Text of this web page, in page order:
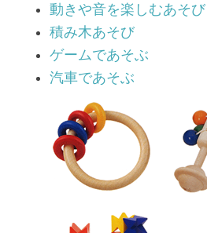
動きや音を楽しむあそび
積み木あそび
ゲームであそぶ
汽車であそぶ